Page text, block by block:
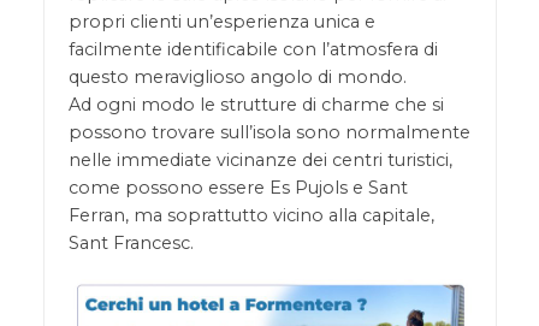
propri clienti un’esperienza unica e
facilmente identificabile con l’atmosfera di
questo meraviglioso angolo di mondo.
Ad ogni modo le strutture di charme che si
possono trovare sull’isola sono normalmente
nelle immediate vicinanze dei centri turistici,
come possono essere Es Pujols e Sant
Ferran, ma soprattutto vicino alla capitale,
Sant Francesc.